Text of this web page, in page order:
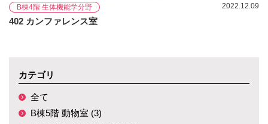
B棟4階 生体機能学分野 2022.12.09
402 カンファレンス室
カテゴリ
全て
B棟5階 動物室 (3)